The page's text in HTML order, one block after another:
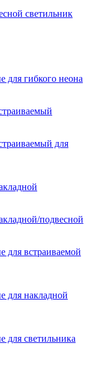
светильник
для гибкого неона
для
подвесной
для встраиваемой
для накладной
для светильника